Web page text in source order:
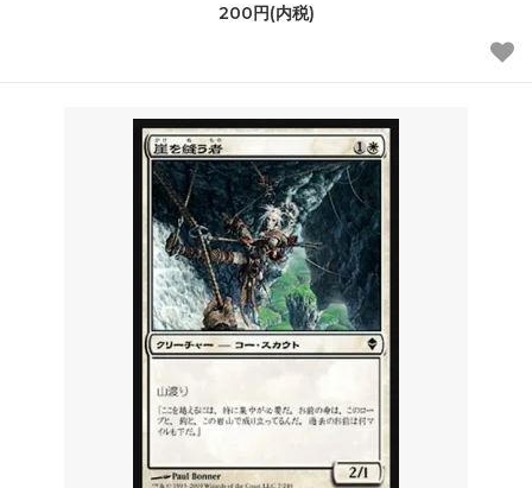
200円(内税)